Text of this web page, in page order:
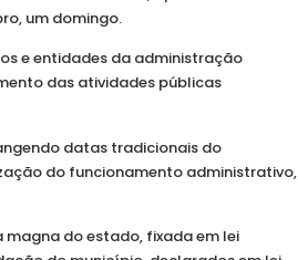
um domingo.
e entidades da administração
das atividades públicas
datas tradicionais do
do funcionamento administrativo,
do estado, fixada em lei